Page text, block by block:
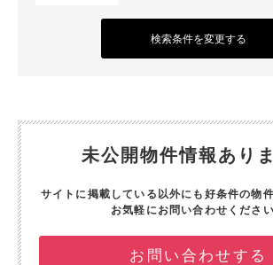
検索条件を変更する
未公開物件情報あり
サイトに掲載している以外にも好条件の物
お気軽にお問い合わせください
お問い合わせする